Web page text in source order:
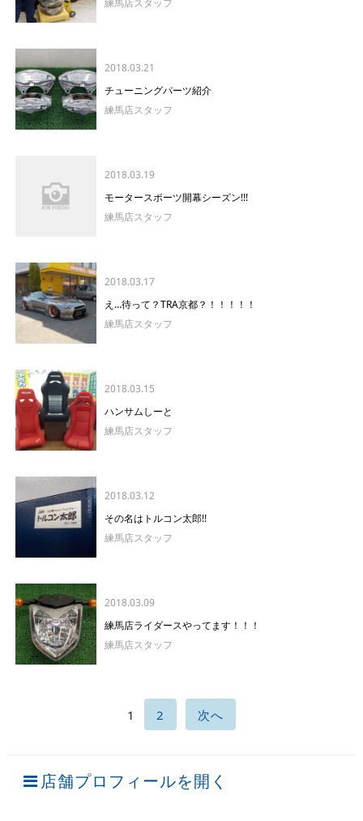
練馬店スタッフ
2018.03.21
チューニングパーツ紹介
練馬店スタッフ
2018.03.19
モータースポーツ開幕シーズン!!!
練馬店スタッフ
2018.03.17
え…待って？TRA京都？！！！！！
練馬店スタッフ
2018.03.15
ハンサムしーと
練馬店スタッフ
2018.03.12
その名はトルコン太郎!!
練馬店スタッフ
2018.03.09
練馬店ライダースやってます！！！
練馬店スタッフ
1 2 次へ
店舗プロフィールを開く